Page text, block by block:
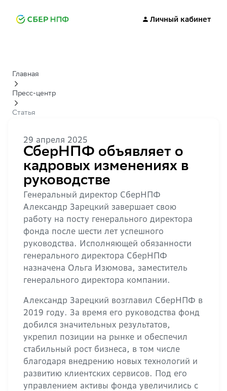
Личный кабинет
Главная
Пресс-центр
Статья
29 апреля 2025
СберНПФ объявляет о
кадровых изменениях в
руководстве
Генеральный директор СберНПФ
Александр Зарецкий завершает свою
работу на посту генерального директора
фонда после шести лет успешного
руководства. Исполняющей обязанности
генерального директора СберНПФ
назначена Ольга Изюмова, заместитель
генерального директора компании.
Александр Зарецкий возглавил СберНПФ в
2019 году. За время его руководства фонд
добился значительных результатов,
укрепил позиции на рынке и обеспечил
стабильный рост бизнеса, в том числе
благодаря внедрению новых технологий и
развитию клиентских сервисов. Под его
управлением активы фонда увеличились с